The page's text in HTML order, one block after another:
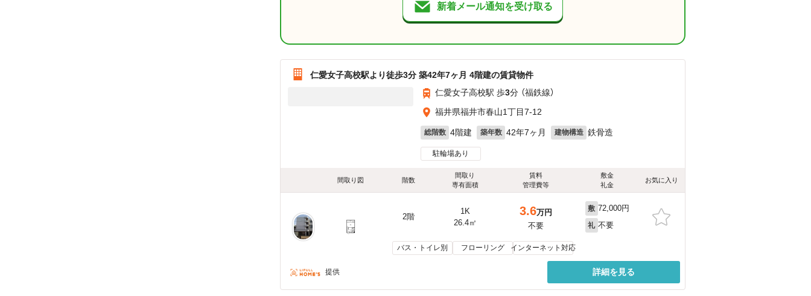
新着メール通知を受け取る
仁愛女子高校駅より徒歩3分 築42年7ヶ月 4階建の賃貸物件
仁愛女子高校駅 歩3分 （福鉄線）
福井県福井市春山1丁目7-12
総階数 4階建 築年数 42年7ヶ月 建物構造 鉄骨造
駐輪場あり
間取り図 階数
間取り
専有面積
賃料
管理費等
敷金
礼金
お気に入り
2階
1K
26.4㎡
3.6万円
不要
敷 72,000円
礼 不要
バス・トイレ別 フローリング インターネット対応
提供 詳細を見る